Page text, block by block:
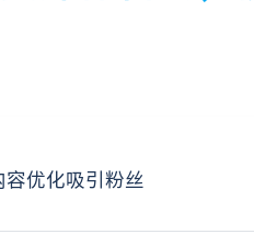
优化吸引粉丝